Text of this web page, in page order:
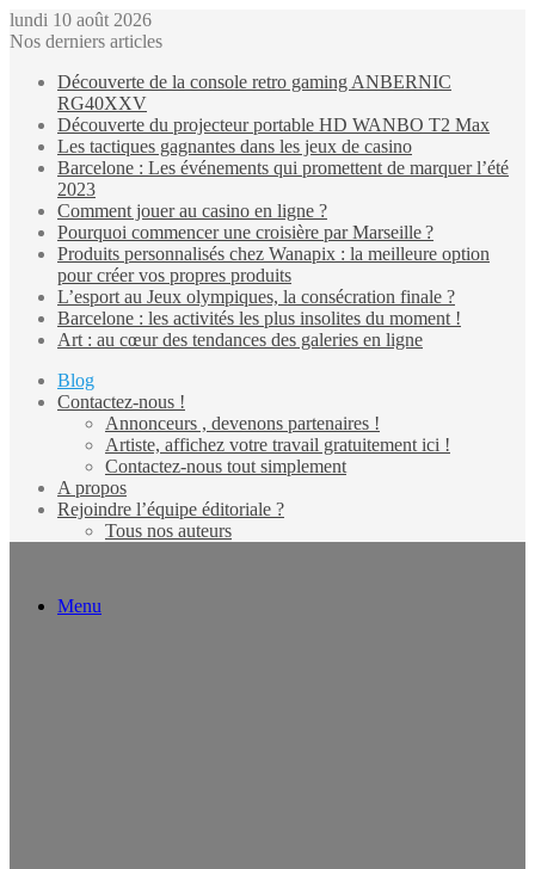
lundi 10 août 2026
Nos derniers articles
Découverte de la console retro gaming ANBERNIC
RG40XXV
Découverte du projecteur portable HD WANBO T2 Max
Les tactiques gagnantes dans les jeux de casino
Barcelone : Les événements qui promettent de marquer l’été
2023
Comment jouer au casino en ligne ?
Pourquoi commencer une croisière par Marseille ?
Produits personnalisés chez Wanapix : la meilleure option
pour créer vos propres produits
L’esport au Jeux olympiques, la consécration finale ?
Barcelone : les activités les plus insolites du moment !
Art : au cœur des tendances des galeries en ligne
Blog
Contactez-nous !
Annonceurs , devenons partenaires !
Artiste, affichez votre travail gratuitement ici !
Contactez-nous tout simplement
A propos
Rejoindre l’équipe éditoriale ?
Tous nos auteurs
Menu